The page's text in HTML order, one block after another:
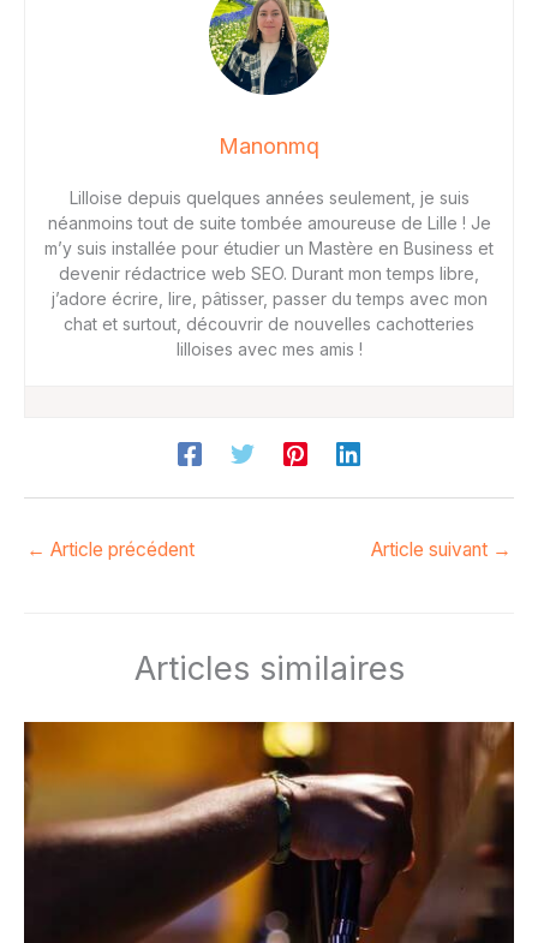
Manonmq
Lilloise depuis quelques années seulement, je suis
néanmoins tout de suite tombée amoureuse de Lille ! Je
m’y suis installée pour étudier un Mastère en Business et
devenir rédactrice web SEO. Durant mon temps libre,
j’adore écrire, lire, pâtisser, passer du temps avec mon
chat et surtout, découvrir de nouvelles cachotteries
lilloises avec mes amis !
← Article précédent Article suivant →
Articles similaires